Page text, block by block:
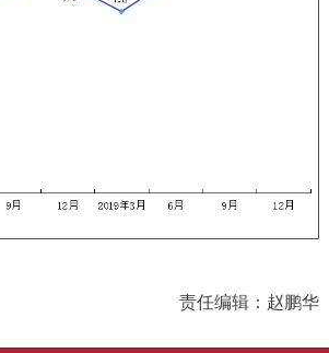
责任编辑：赵鹏华